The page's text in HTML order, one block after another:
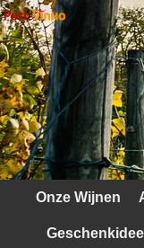
Home
Contact
Mijn account
Verzendkosten
Onze Wijnen